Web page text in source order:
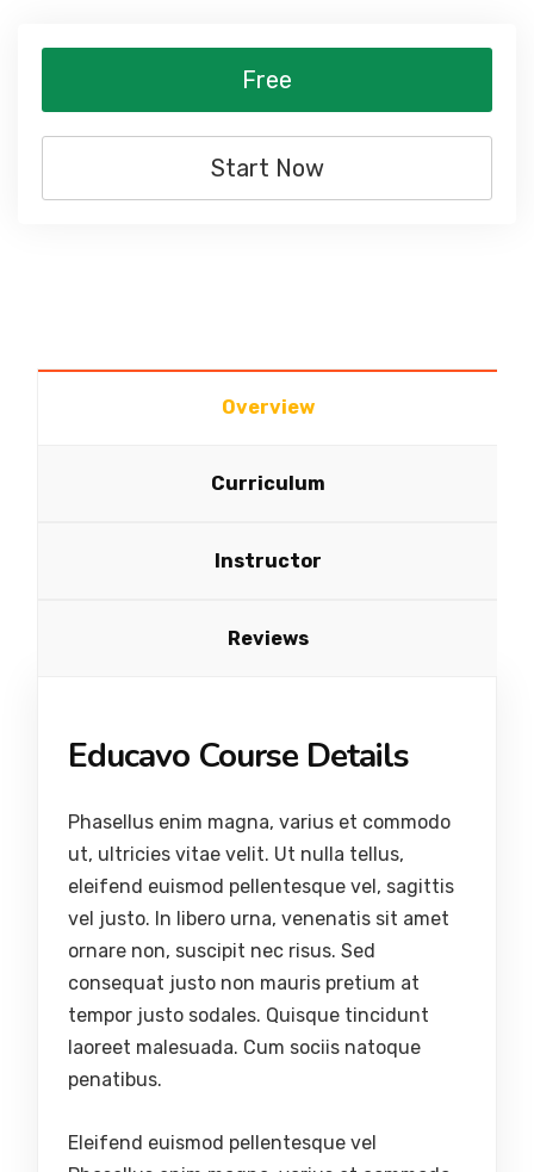
Overview
Curriculum
Instructor
Reviews
Educavo Course Details
Phasellus enim magna, varius et commodo
ut, ultricies vitae velit. Ut nulla tellus,
eleifend euismod pellentesque vel, sagittis
vel justo. In libero urna, venenatis sit amet
ornare non, suscipit nec risus. Sed
consequat justo non mauris pretium at
tempor justo sodales. Quisque tincidunt
laoreet malesuada. Cum sociis natoque
penatibus.
Eleifend euismod pellentesque vel
Free
Start Now